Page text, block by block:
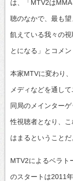
は、「MTV2は
聴のなかで、最も
飢えている我々の
とになる」とコメン
本家MTVに変わり
メディなどを通し
同局のメインター
性視聴者となり、
はまるということだ
MTV2によるベラト
のスタートは2011